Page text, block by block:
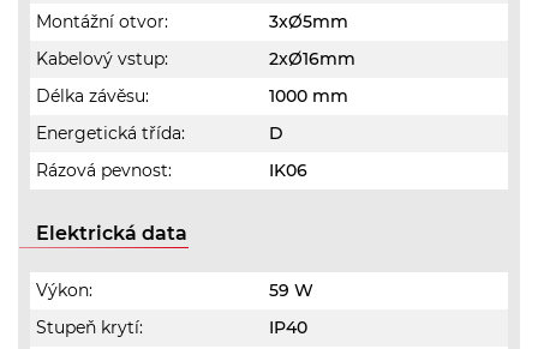
Montážní otvor:
3xØ5mm
Kabelový vstup:
2xØ16mm
Délka závěsu:
1000 mm
Energetická třída:
D
Rázová pevnost:
IK06
Elektrická data
Výkon:
59 W
Stupeň krytí:
IP40